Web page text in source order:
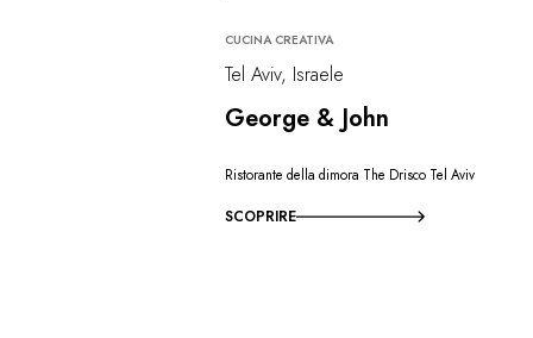
CUCINA CREATIVA
Tel Aviv, Israele
George & John
Ristorante della dimora The Drisco Tel Aviv
SCOPRIRE